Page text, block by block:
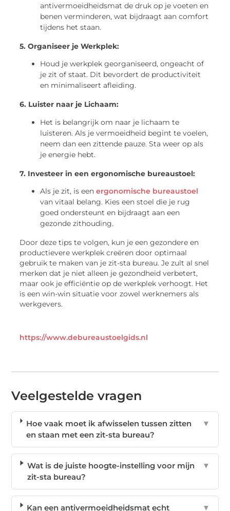
antivermoeidheidsmat de druk op je voeten en
benen verminderen, wat bijdraagt aan comfort
tijdens het staan.
5. Organiseer je Werkplek:
Houd je werkplek georganiseerd, ongeacht of
je zit of staat. Dit bevordert de productiviteit
en minimaliseert afleiding.
6. Luister naar je Lichaam:
Het is belangrijk om naar je lichaam te
luisteren. Als je vermoeidheid begint te voelen,
neem dan een zittende pauze. Sta weer op als
je energie hebt.
7. Investeer in een ergonomische bureaustoel:
Als je zit, is eenergonomische bureaustoel
van vitaal belang. Kies een stoel die je rug
goed ondersteunt en bijdraagt aan een
gezonde zithouding.
Door deze tips te volgen, kun je een gezondere en
productievere werkplek creëren door optimaal
gebruik te maken van je zit-sta bureau. Je zult al snel
merken dat je niet alleen je gezondheid verbetert,
maar ook je efficiëntie op de werkplek verhoogt. Het
is een win-win situatie voor zowel werknemers als
werkgevers.
https://www.debureaustoelgids.nl
Veelgestelde vragen
Hoe vaak moet ik afwisselen tussen zitten
en staan met een zit-sta bureau?
▼
Wat is de juiste hoogte-instelling voor mijn
zit-sta bureau?
▼
Kan een antivermoeidheidsmat echt ▼